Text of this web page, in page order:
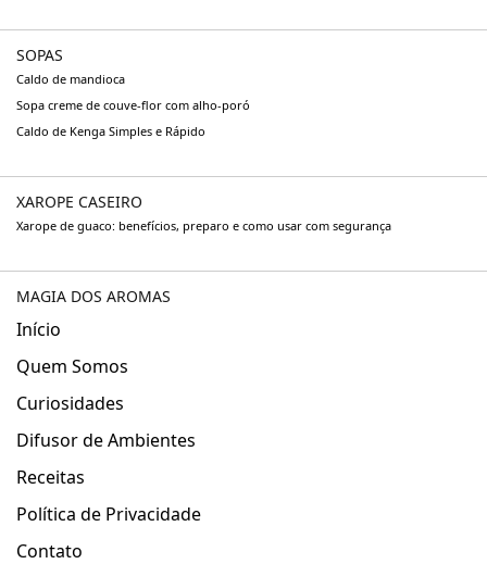
SOPAS
Caldo de mandioca
Sopa creme de couve-flor com alho-poró
Caldo de Kenga Simples e Rápido
XAROPE CASEIRO
Xarope de guaco: benefícios, preparo e como usar com segurança
MAGIA DOS AROMAS
Início
Quem Somos
Curiosidades
Difusor de Ambientes
Receitas
Política de Privacidade
Contato